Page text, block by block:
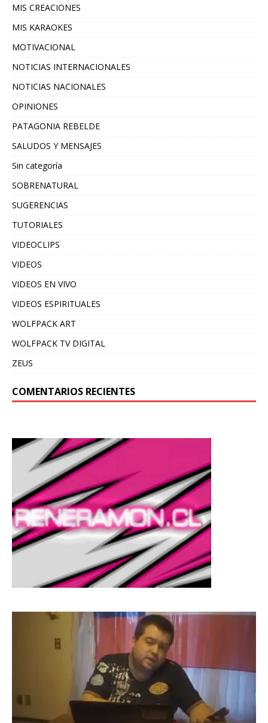
MIS CREACIONES
MIS KARAOKES
MOTIVACIONAL
NOTICIAS INTERNACIONALES
NOTICIAS NACIONALES
OPINIONES
PATAGONIA REBELDE
SALUDOS Y MENSAJES
Sin categoría
SOBRENATURAL
SUGERENCIAS
TUTORIALES
VIDEOCLIPS
VIDEOS
VIDEOS EN VIVO
VIDEOS ESPIRITUALES
WOLFPACK ART
WOLFPACK TV DIGITAL
ZEUS
COMENTARIOS RECIENTES